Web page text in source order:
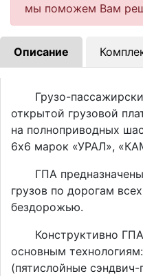
мы поможем Вам
Описание
Грузо-
открытой грузовой
на полноприводных
6х6 марок «УРАЛ»,
ГПА предназначены
грузов по дорогам
бездорожью.
Конструктивно ГПА
основным
(пятислойные сэндвич-